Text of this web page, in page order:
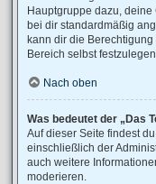
Hauptgruppe dazu,
bei dir standardmäßig
kann dir die
Bereich selbst
Nach oben
Was bedeutet der „Das
Auf dieser Seite findest
einschließlich der
auch weitere
moderieren.